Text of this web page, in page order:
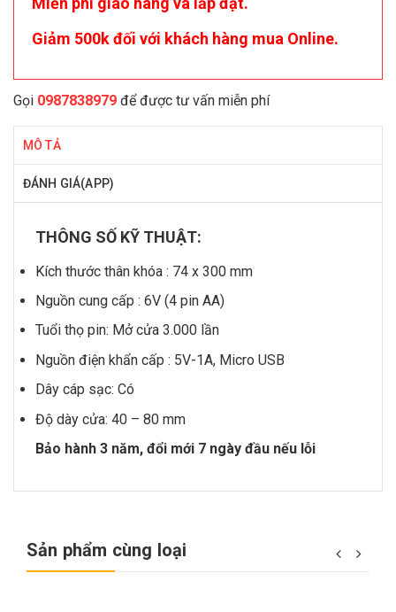
Giảm 500k đối với khách hàng mua Online.
Gọi 0987838979 để được tư vấn miễn phí
MÔ TẢ
ĐÁNH GIÁ(APP)
THÔNG SỐ KỸ THUẬT:
Kích thước thân khóa : 74 x 300 mm
Nguồn cung cấp : 6V (4 pin AA)
Tuổi thọ pin: Mở cửa 3.000 lần
Nguồn điện khẩn cấp : 5V-1A, Micro USB
Dây cáp sạc: Có
Độ dày cửa: 40 – 80 mm
Bảo hành 3 năm, đổi mới 7 ngày đầu nếu lỗi
Sản phẩm cùng loại